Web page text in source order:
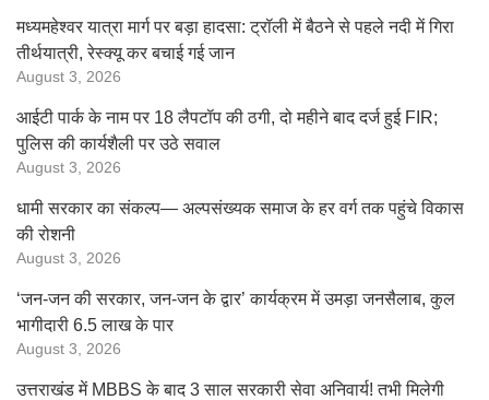
मध्यमहेश्वर यात्रा मार्ग पर बड़ा हादसा: ट्रॉली में बैठने से पहले नदी में गिरा
तीर्थयात्री, रेस्क्यू कर बचाई गई जान
August 3, 2026
आईटी पार्क के नाम पर 18 लैपटॉप की ठगी, दो महीने बाद दर्ज हुई FIR;
पुलिस की कार्यशैली पर उठे सवाल
August 3, 2026
धामी सरकार का संकल्प— अल्पसंख्यक समाज के हर वर्ग तक पहुंचे विकास
की रोशनी
August 3, 2026
‘जन-जन की सरकार, जन-जन के द्वार’ कार्यक्रम में उमड़ा जनसैलाब, कुल
भागीदारी 6.5 लाख के पार
August 3, 2026
उत्तराखंड में MBBS के बाद 3 साल सरकारी सेवा अनिवार्य! तभी मिलेगी